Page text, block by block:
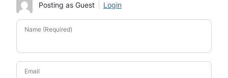
Posting as Guest Login
Name (Required)
Email